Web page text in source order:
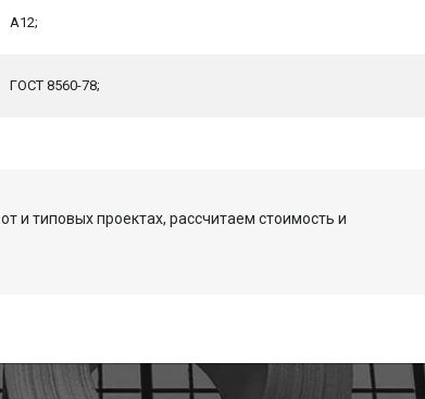
А12;
ГОСТ 8560-78;
и типовых проектах, рассчитаем стоимость и